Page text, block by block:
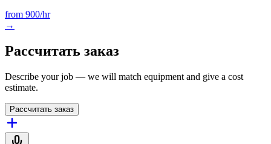
from 900/hr
→
Рассчитать заказ
Describe your job — we will match equipment and give a cost
estimate.
Рассчитать заказ